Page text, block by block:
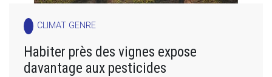
CLIMAT GENRE
Habiter près des vignes expose
davantage aux pesticides